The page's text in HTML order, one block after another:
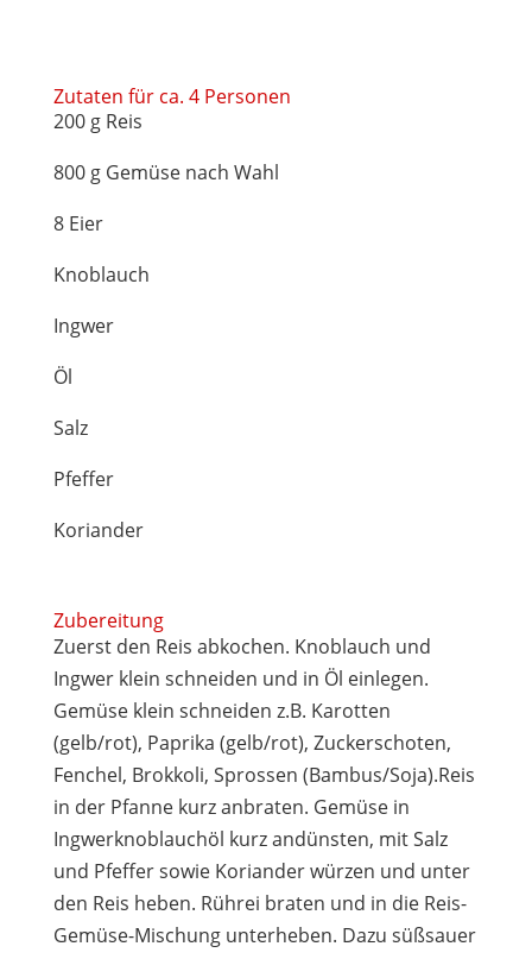
Zutaten für ca. 4 Personen
200 g Reis
800 g Gemüse nach Wahl
8 Eier
Knoblauch
Ingwer
Öl
Salz
Pfeffer
Koriander
Zubereitung
Zuerst den Reis abkochen. Knoblauch und
Ingwer klein schneiden und in Öl einlegen.
Gemüse klein schneiden z.B. Karotten
(gelb/rot), Paprika (gelb/rot), Zuckerschoten,
Fenchel, Brokkoli, Sprossen (Bambus/Soja).Reis
in der Pfanne kurz anbraten. Gemüse in
Ingwerknoblauchöl kurz andünsten, mit Salz
und Pfeffer sowie Koriander würzen und unter
den Reis heben. Rührei braten und in die Reis-
Gemüse-Mischung unterheben. Dazu süßsauer